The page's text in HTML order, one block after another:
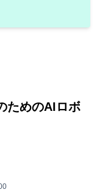
ためのAIロボ